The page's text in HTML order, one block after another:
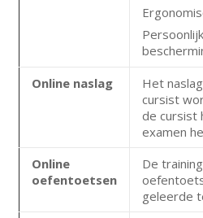
Online naslag
Het
cursist
de cursist
examen
Online
oefentoetsen
De
geleerde